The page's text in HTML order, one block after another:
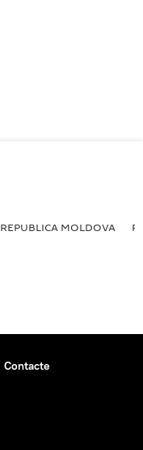
REPUBLICA MOLDOVA
Contacte